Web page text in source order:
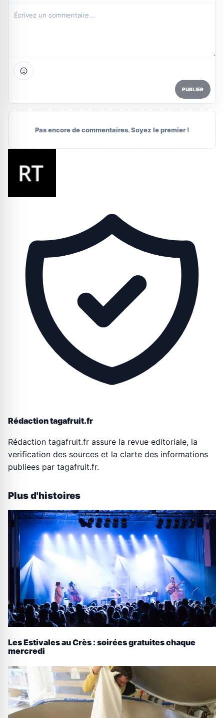
PUBLIER
Pas encore de commentaires. Soyez le premier !
Rédaction tagafruit.fr
Rédaction tagafruit.fr assure la revue editoriale, la
verification des sources et la clarte des informations
publiees par tagafruit.fr.
Plus d'histoires
Les Estivales au Crès : soirées gratuites chaque
mercredi